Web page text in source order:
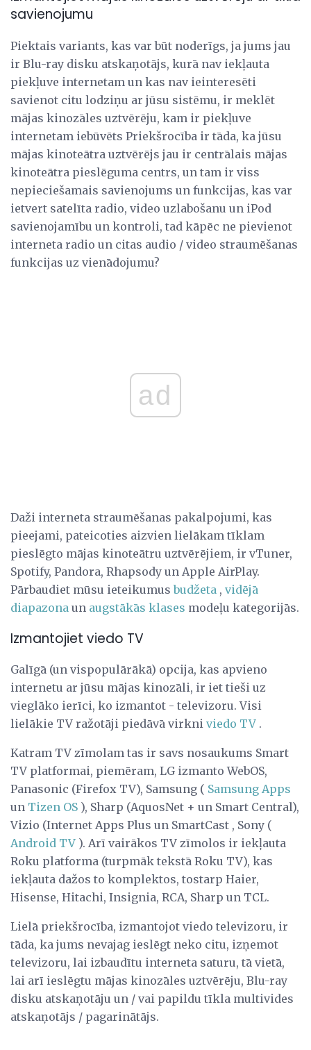
savienojumu
Piektais variants, kas var būt noderīgs, ja jums jau
ir Blu-ray disku atskaņotājs, kurā nav iekļauta
piekļuve internetam un kas nav ieinteresēti
savienot citu lodziņu ar jūsu sistēmu, ir meklēt
mājas kinozāles uztvērēju, kam ir piekļuve
internetam iebūvēts Priekšrocība ir tāda, ka jūsu
mājas kinoteātra uztvērējs jau ir centrālais mājas
kinoteātra pieslēguma centrs, un tam ir viss
nepieciešamais savienojums un funkcijas, kas var
ietvert satelīta radio, video uzlabošanu un iPod
savienojamību un kontroli, tad kāpēc ne pievienot
interneta radio un citas audio / video straumēšanas
funkcijas uz vienādojumu?
ad
Daži interneta straumēšanas pakalpojumi, kas
pieejami, pateicoties aizvien lielākam tīklam
pieslēgto mājas kinoteātru uztvērējiem, ir vTuner,
Spotify, Pandora, Rhapsody un Apple AirPlay.
Pārbaudiet mūsu ieteikumusbudžeta , vidējā
diapazona un augstākās klases modeļu kategorijās.
Izmantojiet viedo TV
Galīgā (un vispopulārākā) opcija, kas apvieno
internetu ar jūsu mājas kinozāli, ir iet tieši uz
vieglāko ierīci, ko izmantot - televizoru. Visi
lielākie TV ražotāji piedāvā virkni viedo TV .
Katram TV zīmolam tas ir savs nosaukums Smart
TV platformai, piemēram, LG izmanto WebOS,
Panasonic (Firefox TV), Samsung ( Samsung Apps
un Tizen OS ), Sharp (AquosNet + un Smart Central),
Vizio (Internet Apps Plus un SmartCast , Sony (
Android TV ). Arī vairākos TV zīmolos ir iekļauta
Roku platforma (turpmāk tekstā Roku TV), kas
iekļauta dažos to komplektos, tostarp Haier,
Hisense, Hitachi, Insignia, RCA, Sharp un TCL.
Lielā priekšrocība, izmantojot viedo televizoru, ir
tāda, ka jums nevajag ieslēgt neko citu, izņemot
televizoru, lai izbaudītu interneta saturu, tā vietā,
lai arī ieslēgtu mājas kinozāles uztvērēju, Blu-ray
disku atskaņotāju un / vai papildu tīkla multivides
atskaņotājs / pagarinātājs.